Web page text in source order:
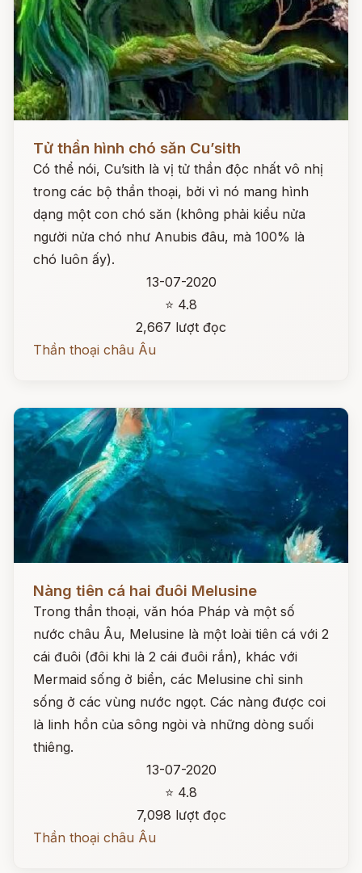
Tử thần hình chó săn Cu’sith
Có thể nói, Cu’sith là vị tử thần độc nhất vô nhị
trong các bộ thần thoại, bởi vì nó mang hình
dạng một con chó săn (không phải kiểu nửa
người nửa chó như Anubis đâu, mà 100% là
chó luôn ấy).
13-07-2020
⭐ 4.8
2,667 lượt đọc
Thần thoại châu Âu
Nàng tiên cá hai đuôi Melusine
Trong thần thoại, văn hóa Pháp và một số
nước châu Âu, Melusine là một loài tiên cá với 2
cái đuôi (đôi khi là 2 cái đuôi rắn), khác với
Mermaid sống ở biển, các Melusine chỉ sinh
sống ở các vùng nước ngọt. Các nàng được coi
là linh hồn của sông ngòi và những dòng suối
thiêng.
13-07-2020
⭐ 4.8
7,098 lượt đọc
Thần thoại châu Âu